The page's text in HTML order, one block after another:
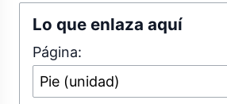
Lo que enlaza aquí
Página: